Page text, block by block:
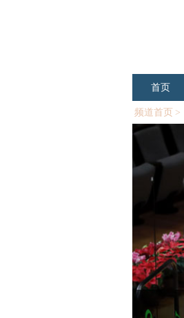
首页
频道首页 >